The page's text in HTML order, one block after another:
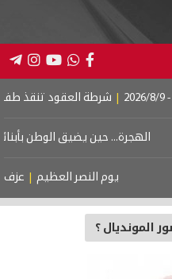
| شرطة العقود تنقذ طفلين
الهجرة... حين يضيق الوطن بأبنائه |
يوم النصر العظيم | عزف
المونديال ؟